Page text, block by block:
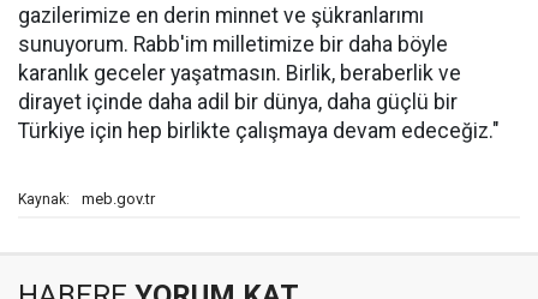
gazilerimize en derin minnet ve şükranlarımı
sunuyorum. Rabb'im milletimize bir daha böyle
karanlık geceler yaşatmasın. Birlik, beraberlik ve
dirayet içinde daha adil bir dünya, daha güçlü bir
Türkiye için hep birlikte çalışmaya devam edeceğiz."
Kaynak: meb.gov.tr